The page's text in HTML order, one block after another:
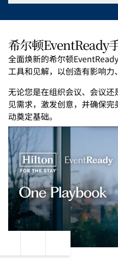
希尔顿EventReady
全面焕新的希尔顿
工具和见解，以创造有影响力
无论您是在组织会议、会议
见需求，激发创意，并确保
动奠定基础。
全屏